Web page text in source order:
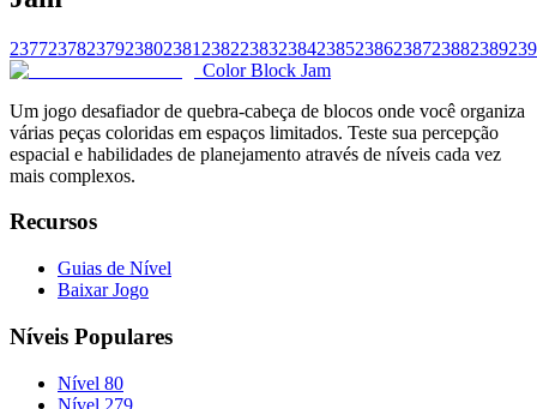
23772378237923802381 23822383238423852386238723882389
Color Block Jam
Um jogo desafiador de quebra-cabeça de blocos onde você organiza
várias peças coloridas em espaços limitados. Teste sua percepção
espacial e habilidades de planejamento através de níveis cada vez
mais complexos.
Recursos
Guias de Nível
Baixar Jogo
Níveis Populares
Nível 80
Nível 279